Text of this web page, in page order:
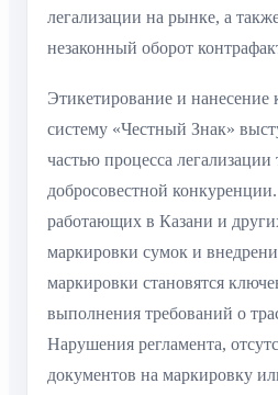
легализации на рынке, а
незаконный оборот
Этикетирование и нанесение
систему «Честный Знак»
частью процесса
добросовестной
работающих в Казани и
маркировки сумок и
маркировки становятся
выполнения требований о
Нарушения регламента,
документов на маркировку